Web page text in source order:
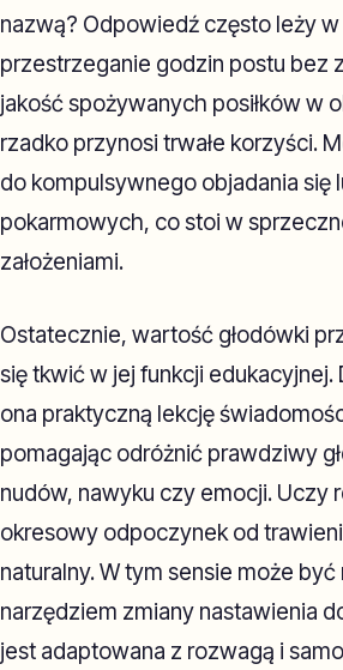
nazwą? Odpowiedź często leży
przestrzeganie godzin postu bez
jakość spożywanych posiłków w
rzadko przynosi trwałe korzyści.
do kompulsywnego objadania się
pokarmowych, co stoi w
założeniami.
Ostatecznie, wartość głodówki
się tkwić w jej funkcji edukacyjnej.
ona praktyczną lekcję
pomagając odróżnić prawdziwy
nudów, nawyku czy emocji. Uczy
okresowy odpoczynek od
naturalny. W tym sensie może
narzędziem zmiany nastawienia
jest adaptowana z rozwagą i